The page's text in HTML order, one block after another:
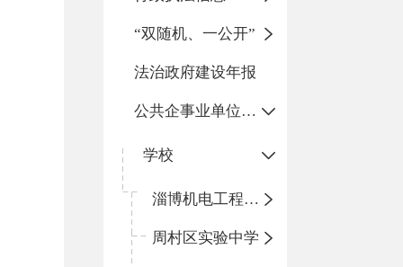
“双随机、一公开”
法治政府建设年报
公共企事业单位信息公开
学校
淄博机电工程学校
周村区实验中学